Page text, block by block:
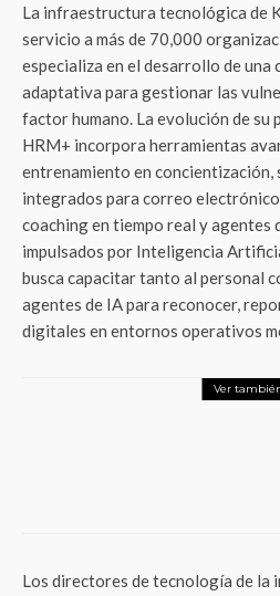
La infraestructura tecnológica de
servicio a más de 70,000
especializa en el desarrollo de una
adaptativa para gestionar las
factor humano. La evolución de su
HRM+ incorpora herramientas
entrenamiento en concientización,
integrados para correo electrónico
coaching en tiempo real y agentes
impulsados por Inteligencia
busca capacitar tanto al personal
agentes de IA para reconocer,
digitales en entornos operativos
Ver
Los directores de tecnología de la